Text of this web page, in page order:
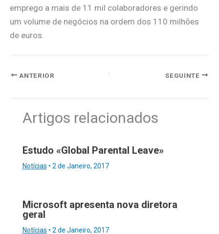
emprego a mais de 11 mil colaboradores e gerindo
um volume de negócios na ordem dos 110 milhões
de euros.
ANTERIOR SEGUINTE
Artigos relacionados
Estudo «Global Parental Leave»
Notícias • 2 de Janeiro, 2017
Microsoft apresenta nova diretora
geral
Notícias • 2 de Janeiro, 2017